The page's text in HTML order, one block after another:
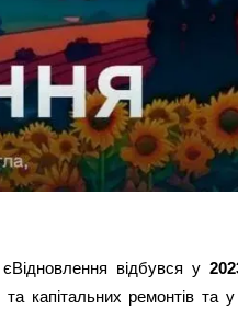
відбувся у
капітальних ремонтів та